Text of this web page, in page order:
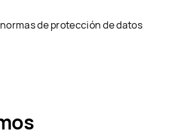
de protección de datos